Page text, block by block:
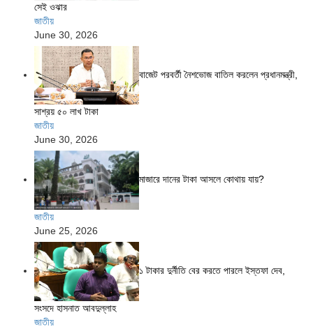
সেই ওঝার
জাতীয়
June 30, 2026
বাজেট পরবর্তী নৈশভোজ বাতিল করলেন প্রধানমন্ত্রী,
সাশ্রয় ৫০ লাখ টাকা
জাতীয়
June 30, 2026
মাজারে দানের টাকা আসলে কোথায় যায়?
জাতীয়
June 25, 2026
১ টাকার দুর্নীতি বের করতে পারলে ইস্তফা দেব,
সংসদে হাসনাত আবদুল্লাহ
জাতীয়